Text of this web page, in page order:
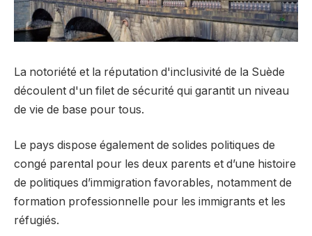
La notoriété et la réputation d'inclusivité de la Suède
découlent d'un filet de sécurité qui garantit un niveau
de vie de base pour tous.
Le pays dispose également de solides politiques de
congé parental pour les deux parents et d’une histoire
de politiques d’immigration favorables, notamment de
formation professionnelle pour les immigrants et les
réfugiés.